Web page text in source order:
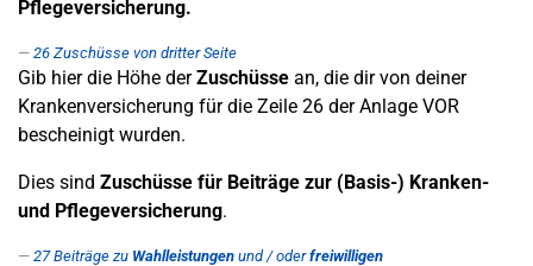
Pflegeversicherung.
26 Zuschüsse von dritter Seite
Gib hier die Höhe derZuschüsse an, die dir von deiner
Krankenversicherung für die Zeile 26 der Anlage VOR
bescheinigt wurden.
Dies sind Zuschüsse für Beiträge zur (Basis-) Kranken-
und Pflegeversicherung.
27 Beiträge zu Wahlleistungen und / oderfreiwilligen